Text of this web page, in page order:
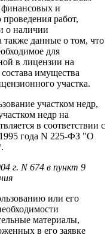
финансовых и
проведения работ,
о наличии
данные о том, что
для
в лицензии на
имущества
участка.
участком недр,
недр на
в соответствии с
года N 225-ФЗ "О
г. N 674 в пункт 9
или его
материалы,
в его заявке